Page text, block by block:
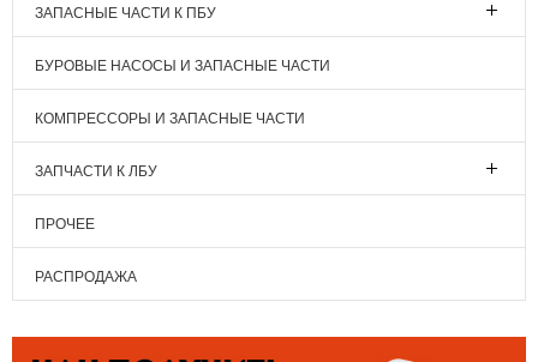
ЗАПАСНЫЕ ЧАСТИ К ПБУ
БУРОВЫЕ НАСОСЫ И ЗАПАСНЫЕ ЧАСТИ
КОМПРЕССОРЫ И ЗАПАСНЫЕ ЧАСТИ
ЗАПЧАСТИ К ЛБУ
ПРОЧЕЕ
РАСПРОДАЖА